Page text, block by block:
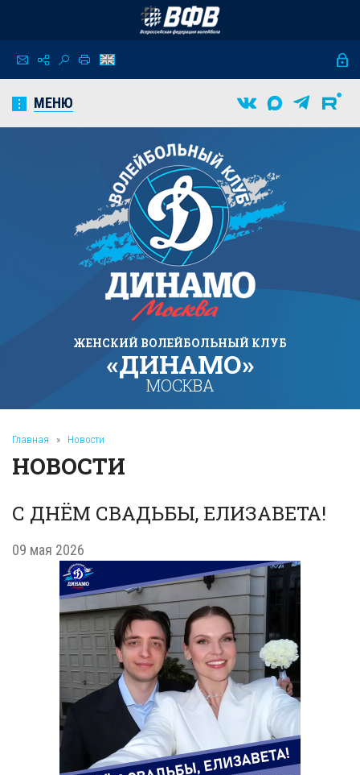
МЕНЮ
ЖЕНСКИЙ ВОЛЕЙБОЛЬНЫЙ КЛУБ
«ДИНАМО»
МОСКВА
Главная » Новости
НОВОСТИ
С ДНЁМ СВАДЬБЫ, ЕЛИЗАВЕТА!
09 мая 2026